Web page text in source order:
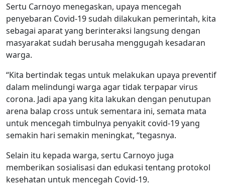
Sertu Carnoyo menegaskan, upaya mencegah
penyebaran Covid-19 sudah dilakukan pemerintah, kita
sebagai aparat yang berinteraksi langsung dengan
masyarakat sudah berusaha menggugah kesadaran
warga.
“Kita bertindak tegas untuk melakukan upaya preventif
dalam melindungi warga agar tidak terpapar virus
corona. Jadi apa yang kita lakukan dengan penutupan
arena balap cross untuk sementara ini, semata mata
untuk mencegah timbulnya penyakit covid-19 yang
semakin hari semakin meningkat, “tegasnya.
Selain itu kepada warga, sertu Carnoyo juga
memberikan sosialisasi dan edukasi tentang protokol
kesehatan untuk mencegah Covid-19.